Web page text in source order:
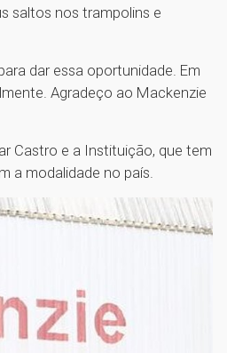
saltos nos trampolins e
dar essa oportunidade. Em
Agradeço ao Mackenzie
Castro e a Instituição, que tem
a modalidade no país.